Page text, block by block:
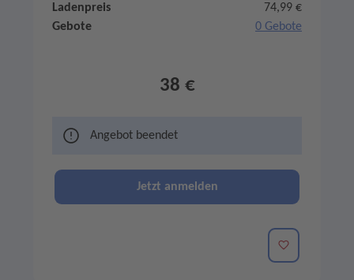
Ladenpreis
74,99 €
Gebote
0 Gebote
38 €
Angebot beendet
Jetzt anmelden
Merken